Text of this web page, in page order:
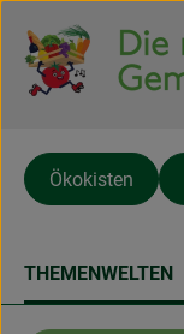
Ökokisten
THEMENWELTEN